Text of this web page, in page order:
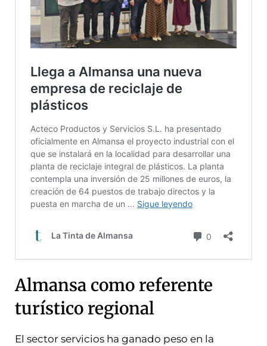
Almansa como referente
turístico regional
El sector servicios ha ganado peso en la